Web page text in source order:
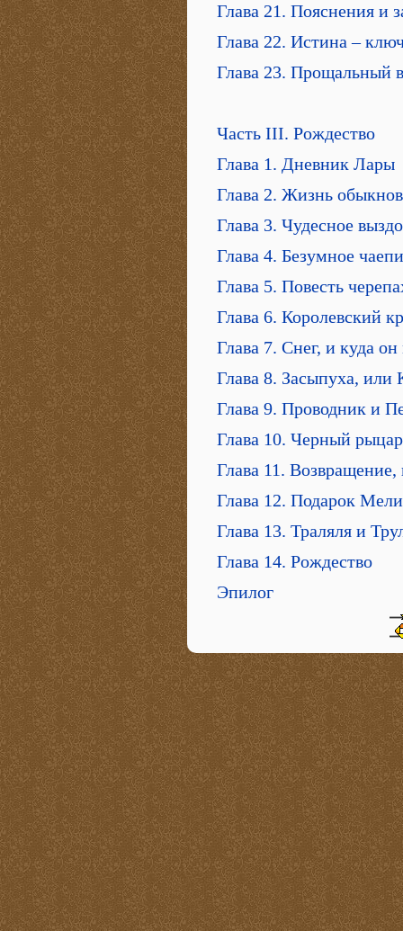
Глава 21. Пояснения и
Глава 22. Истина –
Глава 23. Прощальный
Часть III. Рождество
Глава 1. Дневник Лары
Глава 2. Жизнь
Глава 3. Чудесное
Глава 4. Безумное
Глава 5. Повесть
Глава 6. Королевский
Глава 7. Снег, и куда
Глава 8. Засыпуха, или
Глава 9. Проводник и
Глава 10. Черный
Глава 11.
Глава 12. Подарок Мели
Глава 13. Траляля и
Глава 14. Рождество
Эпилог